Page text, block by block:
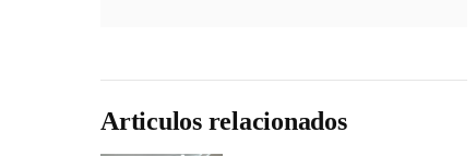
Articulos relacionados